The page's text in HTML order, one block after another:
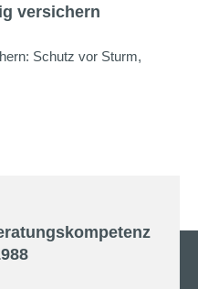
versichern
Schutz vor Sturm,